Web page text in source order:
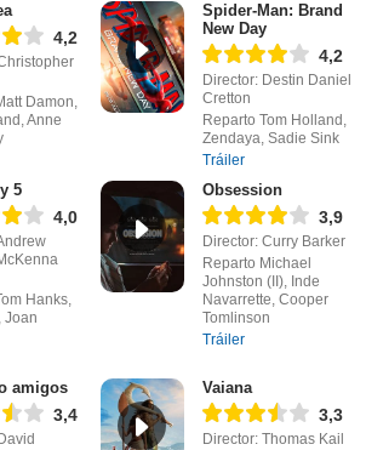
4,2
Damon,
Anne
Spider-Man: Brand
New Day
4,2
Director: Destin Daniel
Cretton
Reparto Tom Holland,
Zendaya, Sadie Sink
Tráiler
5
4,0
Hanks,
Joan
Obsession
3,9
Director: Curry Barker
Reparto Michael
Johnston (II), Inde
Navarrette, Cooper
Tomlinson
Tráiler
amigos
3,4
Vaiana
3,3
Director: Thomas Kail